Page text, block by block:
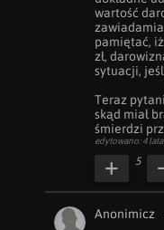
wartość
pamiętać,
zł,
sytuacji,
Teraz
skąd miał
śmierdzi
edytowano: 4
5
Anonimicz